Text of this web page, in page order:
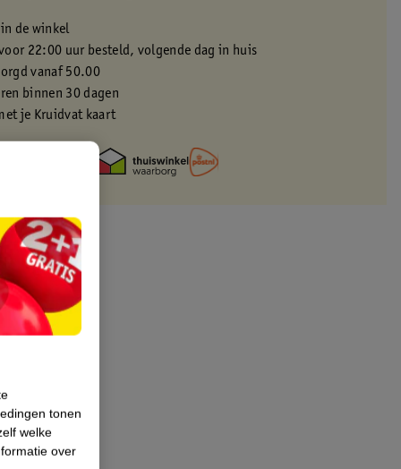
de winkel
22:00 uur besteld, volgende dag in huis
vanaf 50.00
binnen 30 dagen
je Kruidvat kaart
tonen
welke
over